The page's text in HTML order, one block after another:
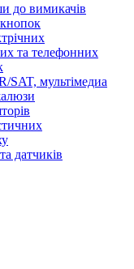
до вимикачів
та телефонних
SAT, мультімедиа
датчиків